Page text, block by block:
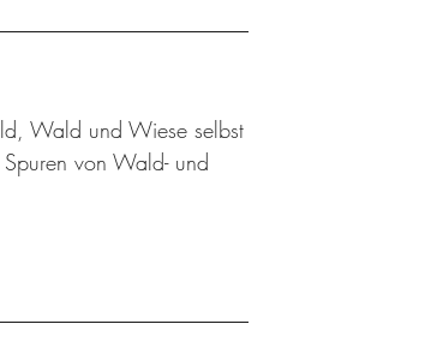
Wald und Wiese selbst
von Wald- und